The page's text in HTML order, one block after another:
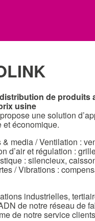
de produits
usine
une solution
et économique.
& media / Ventilation :
d’air et régulation :
: silencieux,
/ Vibrations :
industrielles,
de notre réseau de
de notre service